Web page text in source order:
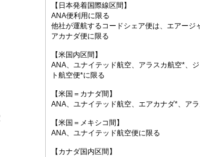
【日本発着国際線区間】
ANA便利用に限る
他社が運航するコードシェア便は、エアージ
アカナダ便に限る
【米国内区間】
ANA、ユナイテッド航空、アラスカ航空*、
ト航空便*に限る
【米国＝カナダ間】
ANA、ユナイテッド航空、エアカナダ*、ア
【米国＝メキシコ間】
ANA、ユナイテッド航空便に限る
【カナダ国内区間】